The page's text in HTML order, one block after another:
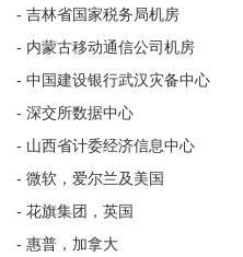
- 吉林省国家税务局机房
- 内蒙古移动通信公司机房
- 中国建设银行武汉灾备中心
- 深交所数据中心
- 山西省计委经济信息中心
- 微软，爱尔兰及美国
- 花旗集团，英国
- 惠普，加拿大